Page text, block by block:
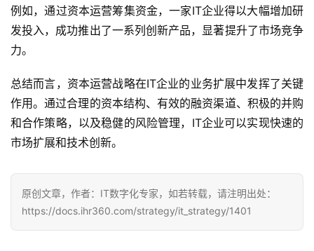
例如，通过资本运营筹集资金，一家IT企业得以大幅增加研
发投入，成功推出了一系列创新产品，显著提升了市场竞争
力。
总结而言，资本运营战略在IT企业的业务扩展中发挥了关键
作用。通过合理的资本结构、有效的融资渠道、积极的并购
和合作策略，以及稳健的风险管理，IT企业可以实现快速的
市场扩展和技术创新。
原创文章，作者：IT数字化专家，如若转载，请注明出处：
https://docs.ihr360.com/strategy/it_strategy/1401